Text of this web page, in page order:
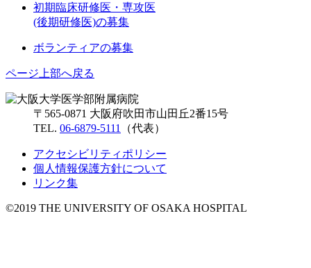
初期臨床研修医・専攻医
(後期研修医)の募集
ボランティアの募集
ページ上部へ戻る
〒565-0871 大阪府吹田市山田丘2番15号
TEL. 06-6879-5111 （代表）
アクセシビリティポリシー
個人情報保護方針について
リンク集
©2019 THE UNIVERSITY OF OSAKA HOSPITAL